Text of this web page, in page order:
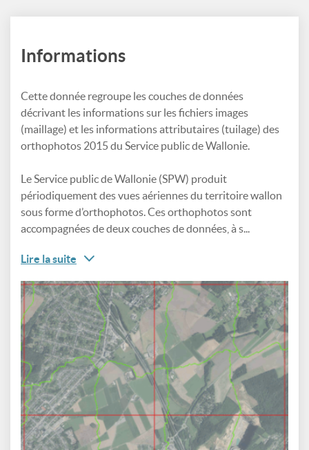
Informations
Cette donnée regroupe les couches de données
décrivant les informations sur les fichiers images
(maillage) et les informations attributaires (tuilage) des
orthophotos 2015 du Service public de Wallonie.
Le Service public de Wallonie (SPW) produit
périodiquement des vues aériennes du territoire wallon
sous forme d’orthophotos. Ces orthophotos sont
accompagnées de deux couches de données, à s...
Lire la suite